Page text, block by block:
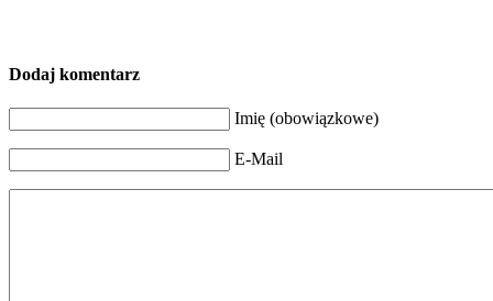
Dodaj komentarz
Imię (obowiązkowe)
E-Mail